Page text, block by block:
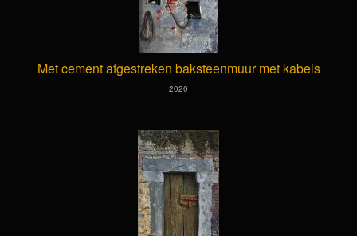
Met cement afgestreken baksteenmuur met kabels
2020